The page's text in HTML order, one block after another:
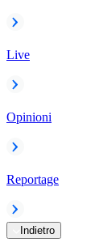
Live
Opinioni
Reportage
Indietro